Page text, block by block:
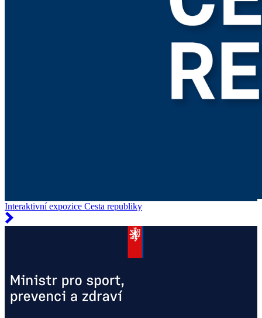
Interaktivní expozice Cesta republiky